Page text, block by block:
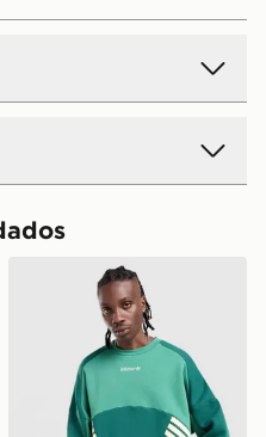
adidas Originals